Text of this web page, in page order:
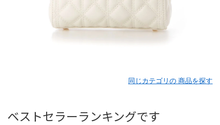
同じカテゴリの 商品を探す
ベストセラーランキングです